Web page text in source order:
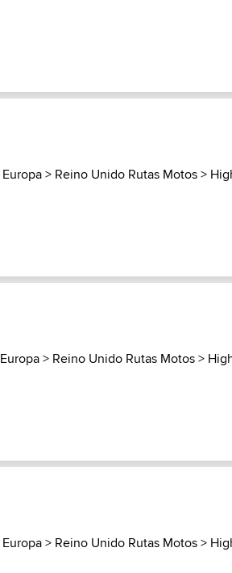
Europa> Reino Unido Rutas Motos>
Europa> Reino Unido Rutas Motos>
Europa> Reino Unido Rutas Motos>